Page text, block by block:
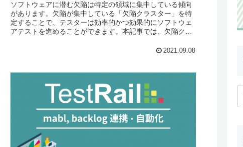
ソフトウェアに潜む欠陥は特定の領域に集中している傾向
があります。欠陥が集中している「欠陥クラスター」を特
定することで、テスターは効率的かつ効果的にソフトウェ
アテストを進めることができます。本記事では、欠陥クラ
2021.09.08